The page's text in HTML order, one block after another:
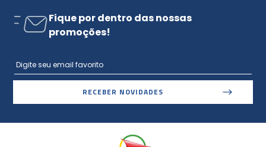
Fique por dentro das nossas
promoções!
RECEBER NOVIDADES